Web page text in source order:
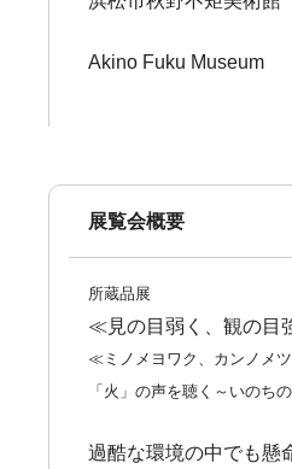
Akino Fuku Museum
展覧会概要
所蔵品展
≪見の目弱く、観の目
≪ミノメヨワク、カンノメ
「火」の声を聴く～いのち
過酷な環境の中でも懸